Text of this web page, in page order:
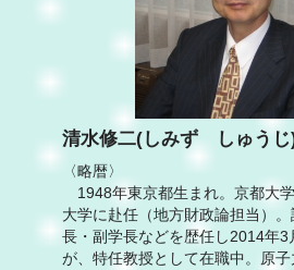
清水修二(しみず しゅうじ
〈略暦〉
1948年東京都生まれ。京都大
大学に赴任（地方財政論担当）
長・副学長などを歴任し2014年3
が、特任教授として在職中。原